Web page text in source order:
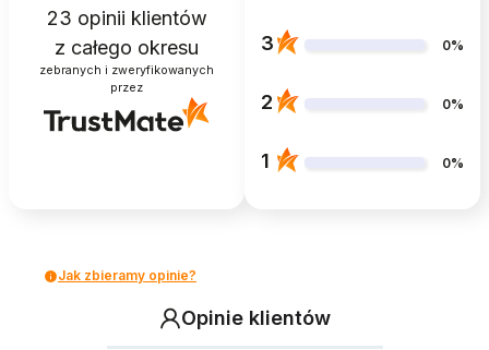
23 opinii klientów
z całego okresu
zebranych i zweryfikowanych
przez
3 0%
2 0%
1 0%
Jak zbieramy opinie?
Opinie klientów